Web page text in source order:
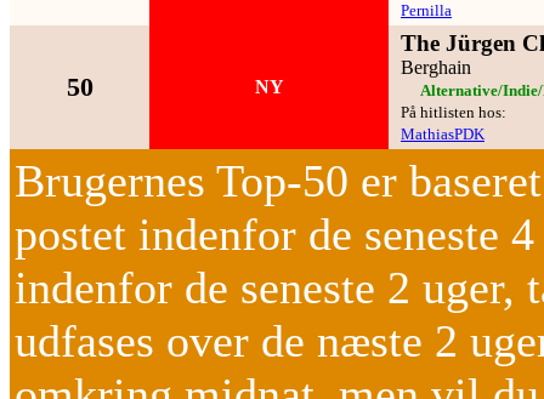
Pernilla
50 NY
The Jürgen
Berghain
Alternative/
På hitlisten hos:
MathiasPDK
Brugernes Top-50 er
postet indenfor de seneste
indenfor de seneste 2
udfases over de næste 2